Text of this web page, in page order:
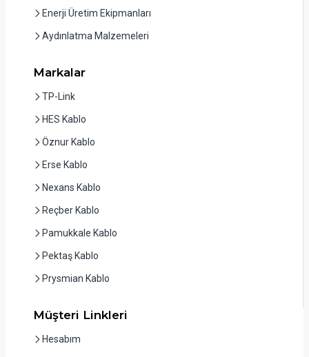
Enerji Üretim Ekipmanları
Aydınlatma Malzemeleri
Markalar
TP-Link
HES Kablo
Öznur Kablo
Erse Kablo
Nexans Kablo
Reçber Kablo
Pamukkale Kablo
Pektaş Kablo
Prysmian Kablo
Müşteri Linkleri
Hesabım